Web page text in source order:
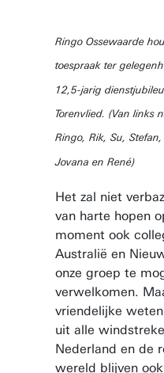
Ringo Ossewaarde
toespraak ter
12,5-jarig
Torenvlied. (Van links
Ringo, Rik, Su, Stefan,
Jovana en René)
Het zal niet
van harte hopen
moment ook
Australië en
onze groep te
verwelkomen.
vriendelijke
uit alle
Nederland en de
wereld blijven